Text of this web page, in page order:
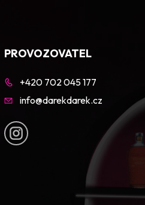
PROVOZOVATEL
+420 702 045 177
info@darekdarek.cz